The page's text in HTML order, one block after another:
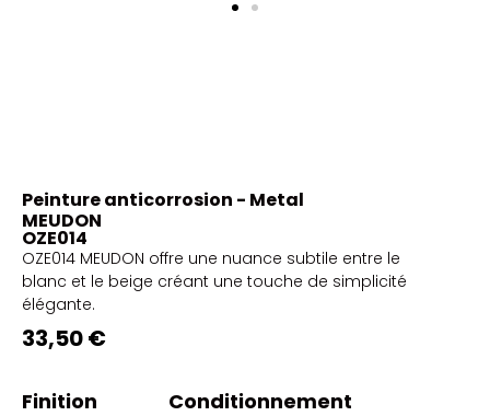
Peinture anticorrosion - Metal
MEUDON
OZE014
OZE014 MEUDON offre une nuance subtile entre le
blanc et le beige créant une touche de simplicité
élégante.
33,50 €
Finition Conditionnement